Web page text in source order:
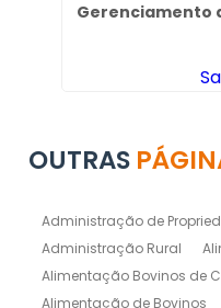
Gerenciamento
OUTRAS
Administração de
Administração Rural
Alimentação Bovinos de
Alimentação de Bovinos